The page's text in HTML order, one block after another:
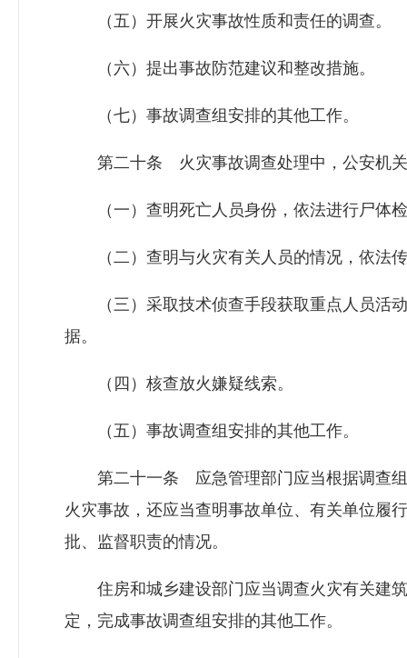
（五）开展火灾事故性质和责任的调查。
（六）提出事故防范建议和整改措施。
（七）事故调查组安排的其他工作。
第二十条 火灾事故调查处理中，公安机关
（一）查明死亡人员身份，依法进行尸体检
（二）查明与火灾有关人员的情况，依法传
（三）采取技术侦查手段获取重点人员活动
据。
（四）核查放火嫌疑线索。
（五）事故调查组安排的其他工作。
第二十一条 应急管理部门应当根据调查组
火灾事故，还应当查明事故单位、有关单位履
批、监督职责的情况。
住房和城乡建设部门应当调查火灾有关建筑
定，完成事故调查组安排的其他工作。